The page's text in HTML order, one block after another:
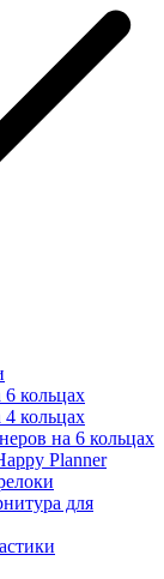
кольцах
кольцах
на 6 кольцах
Planner
для